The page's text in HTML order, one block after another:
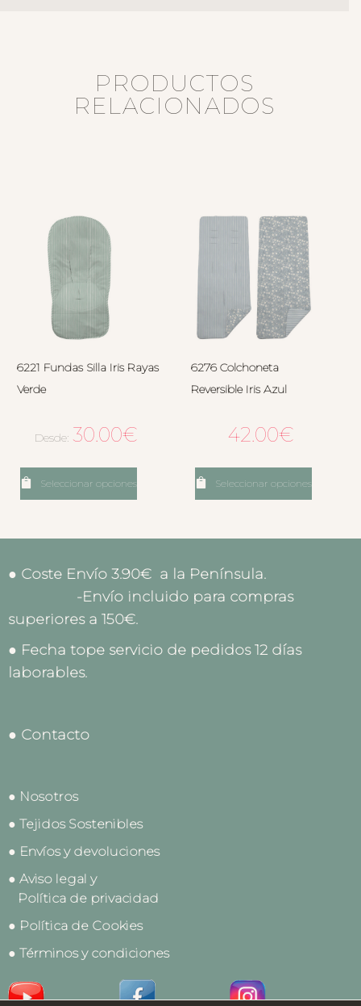
PRODUCTOS
RELACIONADOS
6221 Fundas Silla Iris Rayas
Verde
Desde: 30.00€
Seleccionar opciones
6276 Colchoneta
Reversible Iris Azul
42.00€
Seleccionar opciones
● Coste Envío 3.90€ a la Península.
-Envío incluido para compras
superiores a 150€.
● Fecha tope servicio de pedidos 12 días
laborables.
● Contacto
● Nosotros
● Tejidos Sostenibles
● Envíos y devoluciones
● Aviso legal y
Política de privacidad
● Política de Cookies
● Términos y condiciones